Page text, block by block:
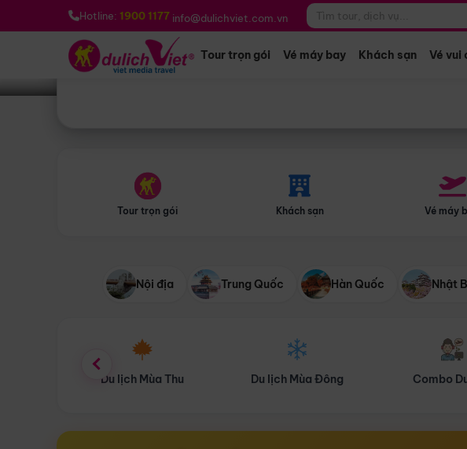
Hotline: 1900 1177 info@dulichviet.com.vn
Tour trọn gói Vé máy bay Khách sạn Vé vui
Bạn muốn đi đâu? *
Tour trọn gói Khách sạn Vé máy
Nội địa Trung Quốc Hàn Quốc Nhật
Du lịch Mùa Đông Combo Du lịch Tour Doanh